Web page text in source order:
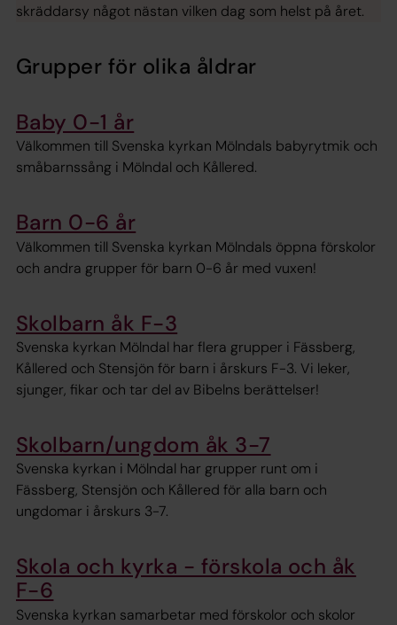
skräddarsy något nästan vilken dag som helst på året.
Grupper för olika åldrar
Baby 0-1 år
Välkommen till Svenska kyrkan Mölndals babyrytmik och
småbarnssång i Mölndal och Kållered.
Barn 0-6 år
Välkommen till Svenska kyrkan Mölndals öppna förskolor
och andra grupper för barn 0-6 år med vuxen!
Skolbarn åk F-3
Svenska kyrkan Mölndal har flera grupper i Fässberg,
Kållered och Stensjön för barn i årskurs F-3. Vi leker,
sjunger, fikar och tar del av Bibelns berättelser!
Skolbarn/ungdom åk 3-7
Svenska kyrkan i Mölndal har grupper runt om i
Fässberg, Stensjön och Kållered för alla barn och
ungdomar i årskurs 3-7.
Skola och kyrka - förskola och åk
F-6
Svenska kyrkan samarbetar med förskolor och skolor